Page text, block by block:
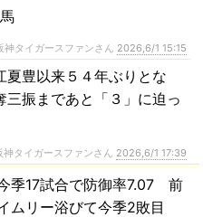
タイガースファンさん 2026,6/1 15:15
夏豊以来５４年ぶりとな
三振まであと「３」に迫っ
タイガースファンさん 2026,6/1 17:39
季17試合で防御率7.07 前
ムリー浴びて今季2敗目